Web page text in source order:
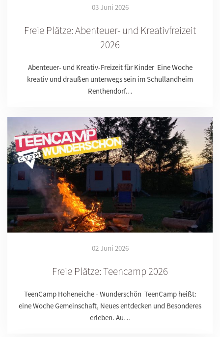
03 Juni 2026
Freie Plätze: Abenteuer- und Kreativfreizeit
2026
Abenteuer- und Kreativ-Freizeit für Kinder Eine Woche
kreativ und draußen unterwegs sein im Schullandheim
Renthendorf…
02 Juni 2026
Freie Plätze: Teencamp 2026
TeenCamp Hoheneiche - Wunderschön TeenCamp heißt:
eine Woche Gemeinschaft, Neues entdecken und Besonderes
erleben. Au…